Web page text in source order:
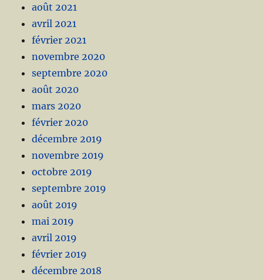
août 2021
avril 2021
février 2021
novembre 2020
septembre 2020
août 2020
mars 2020
février 2020
décembre 2019
novembre 2019
octobre 2019
septembre 2019
août 2019
mai 2019
avril 2019
février 2019
décembre 2018